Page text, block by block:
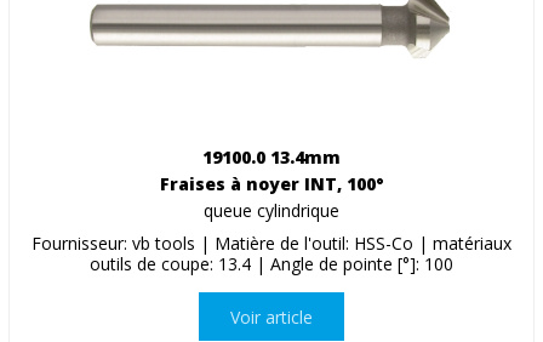
19100.0 13.4mm
Fraises à noyer INT, 100°
queue cylindrique
Fournisseur: vb tools | Matière de l'outil: HSS-Co | matériaux
outils de coupe: 13.4 | Angle de pointe [°]: 100
Voir article